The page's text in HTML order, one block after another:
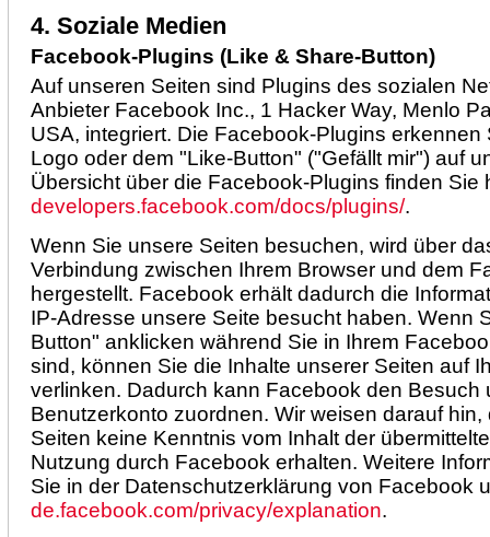
4. Soziale Medien
Facebook-Plugins (Like & Share-Button)
Auf unseren Seiten sind Plugins des sozialen
Anbieter Facebook Inc., 1 Hacker Way, Menlo
USA, integriert. Die Facebook-Plugins
Logo oder dem "Like-Button" ("Gefällt mir") auf
Übersicht über die Facebook-Plugins finden Sie
developers.facebook.com/docs/plugins/.
Wenn Sie unsere Seiten besuchen, wird über
Verbindung zwischen Ihrem Browser und dem
hergestellt. Facebook erhält dadurch die
IP-Adresse unsere Seite besucht haben. Wenn
Button" anklicken während Sie in Ihrem
sind, können Sie die Inhalte unserer Seiten auf
verlinken. Dadurch kann Facebook den Besuch
Benutzerkonto zuordnen. Wir weisen darauf
Seiten keine Kenntnis vom Inhalt der
Nutzung durch Facebook erhalten. Weitere
Sie in der Datenschutzerklärung von Facebook
de.facebook.com/privacy/explanation.